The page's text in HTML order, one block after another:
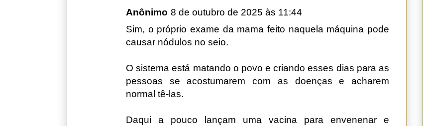
Anônimo 8 de outubro de 2025 às 11:44
Sim, o próprio exame da mama feito naquela máquina pode
causar nódulos no seio.
O sistema está matando o povo e criando esses dias para as
pessoas se acostumarem com as doenças e acharem
normal tê-las.
Daqui a pouco lançam uma vacina para envenenar e